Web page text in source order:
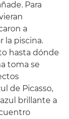
Para
a
la piscina.
hasta dónde
toma se
de Picasso,
brillante a